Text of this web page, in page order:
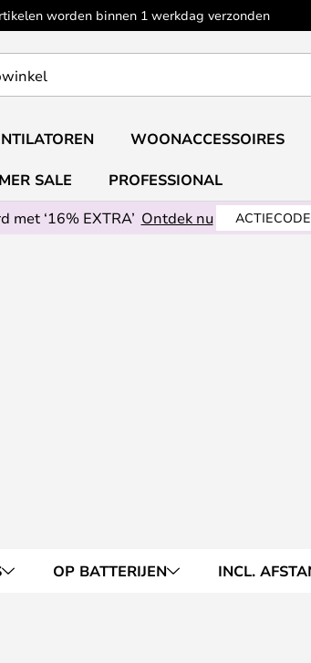
worden binnen 1 werkdag verzonden
WOONACCESSOIRES
SALE
PROFESSIONAL
met ‘16% EXTRA’ Ontdek nu
OP BATTERIJEN INCL.